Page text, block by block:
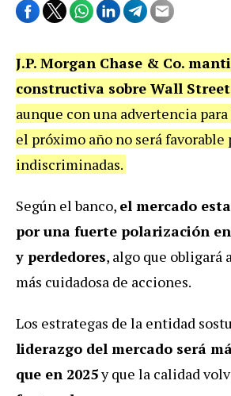
J.P. Morgan Chase & Co.
constructiva sobre Wall Street
aunque con una advertencia
el próximo año no será favorable
indiscriminadas.
Según el banco, el mercado
por una fuerte polarización
y perdedores, algo que obligará
más cuidadosa de acciones.
Los estrategas de la entidad
liderazgo del mercado será
que en 2025y que la calidad